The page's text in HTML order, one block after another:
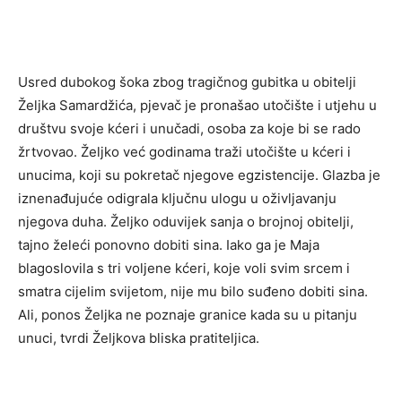
Usred dubokog šoka zbog tragičnog gubitka u obitelji
Željka Samardžića, pjevač je pronašao utočište i utjehu u
društvu svoje kćeri i unučadi, osoba za koje bi se rado
žrtvovao. Željko već godinama traži utočište u kćeri i
unucima, koji su pokretač njegove egzistencije. Glazba je
iznenađujuće odigrala ključnu ulogu u oživljavanju
njegova duha. Željko oduvijek sanja o brojnoj obitelji,
tajno želeći ponovno dobiti sina. Iako ga je Maja
blagoslovila s tri voljene kćeri, koje voli svim srcem i
smatra cijelim svijetom, nije mu bilo suđeno dobiti sina.
Ali, ponos Željka ne poznaje granice kada su u pitanju
unuci, tvrdi Željkova bliska pratiteljica.